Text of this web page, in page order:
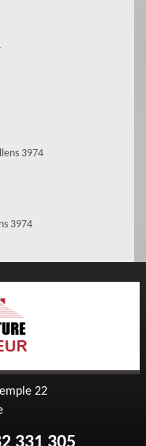
3974
3974
22